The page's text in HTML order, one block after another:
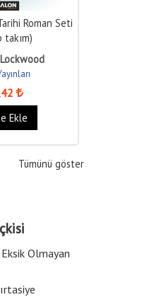
Roman Seti
takım)
Ekle
Tümünü göster
Olmayan